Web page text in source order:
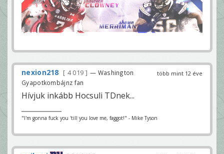
több mint 12 éve
nexion218 4 019
— Washington
Gyapotkombájnz fan
Hívjuk inkább Hocsuli TDnek...
"I'm gonna fuck you 'till you love me, faggot!" - Mike Tyson